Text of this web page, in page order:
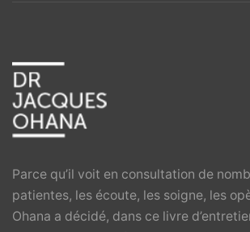
Parce qu’il voit en consultation de
patientes, les écoute, les soigne, les
Ohana a décidé, dans ce livre